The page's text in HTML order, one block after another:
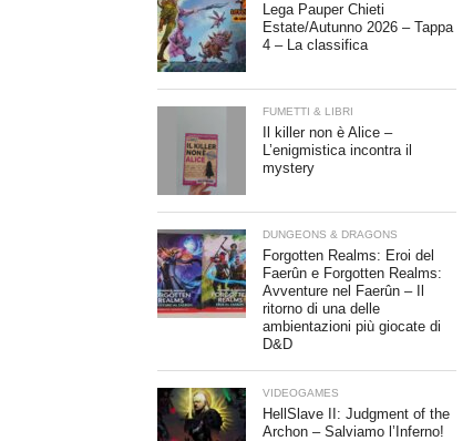
Lega Pauper Chieti
Estate/Autunno 2026 – Tappa
4 – La classifica
FUMETTI & LIBRI
Il killer non è Alice –
L’enigmistica incontra il
mystery
DUNGEONS & DRAGONS
Forgotten Realms: Eroi del
Faerûn e Forgotten Realms:
Avventure nel Faerûn – Il
ritorno di una delle
ambientazioni più giocate di
D&D
VIDEOGAMES
HellSlave II: Judgment of the
Archon – Salviamo l’Inferno!